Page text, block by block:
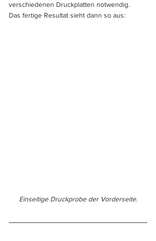
verschiedenen Druckplatten notwendig.
Das fertige Resultat sieht dann so aus:
Einseitige Druckprobe der Vorderseite.